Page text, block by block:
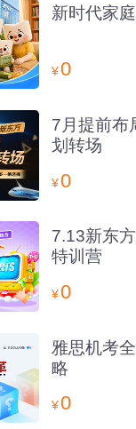
新时代家
¥0
7月提前布
划转场
¥0
7.13新东
特训营
¥0
雅思机考
略
¥0